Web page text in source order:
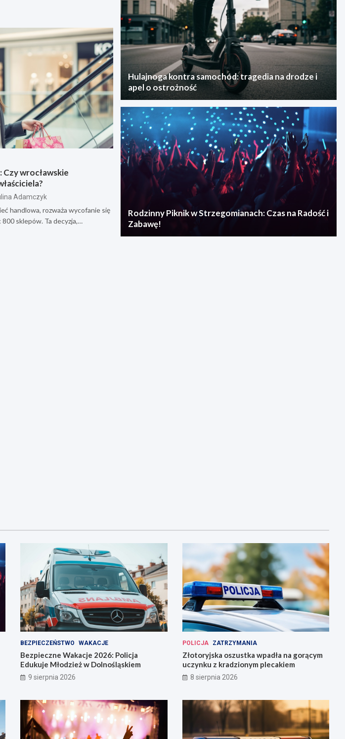
wrocławskie
Adamczyk
handlowa, rozważa wycofanie się
sklepów. Ta decyzja,…
Hulajnoga kontra samochód: tragedia na drodze i
apel o ostrożność
Rodzinny Piknik w Strzegomianach: Czas na Radość i
Zabawę!
BEZPIECZEŃSTWO WAKACJE
Bezpieczne Wakacje 2026: Policja
Edukuje Młodzież w Dolnośląskiem
9 sierpnia 2026
POLICJA ZATRZYMANIA
Złotoryjska oszustka wpadła na gorącym
uczynku z kradzionym plecakiem
8 sierpnia 2026